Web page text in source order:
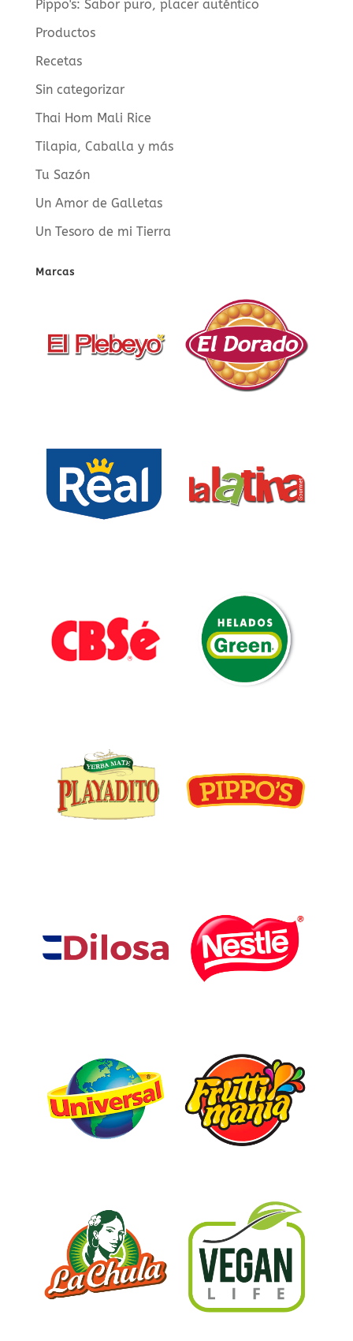
Pippo's: Sabor puro, placer auténtico
Productos
Recetas
Sin categorizar
Thai Hom Mali Rice
Tilapia, Caballa y más
Tu Sazón
Un Amor de Galletas
Un Tesoro de mi Tierra
Marcas